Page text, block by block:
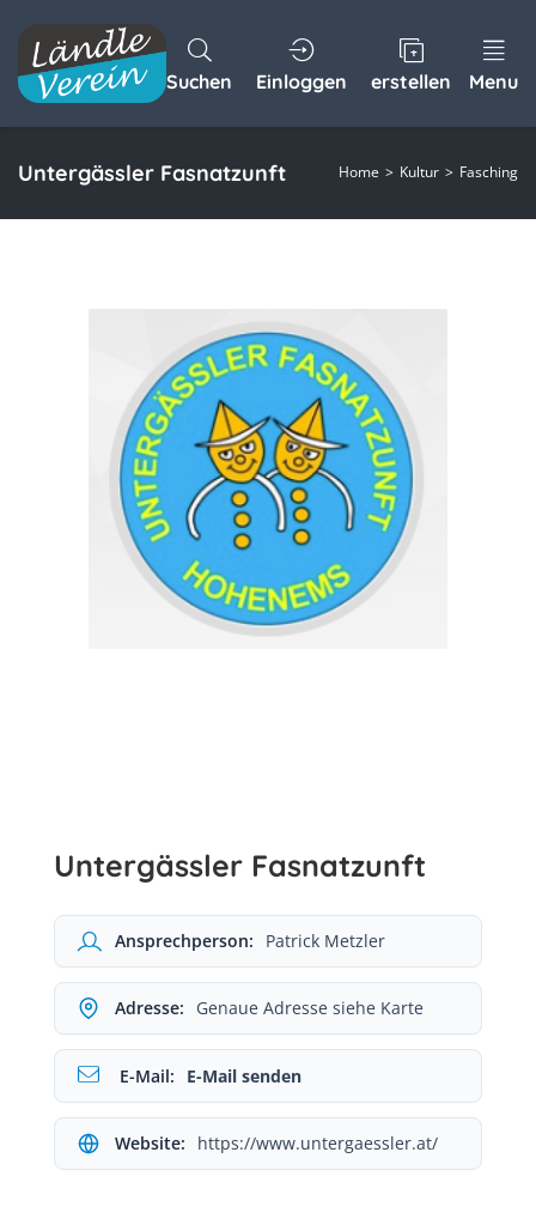
Suchen Einloggen erstellen Menu
Untergässler Fasnatzunft Home Kultur Fasching
Untergässler Fasnatzunft
Ansprechperson: Patrick Metzler
Adresse: Genaue Adresse siehe Karte
E-Mail: E-Mail senden
Website: https://www.untergaessler.at/